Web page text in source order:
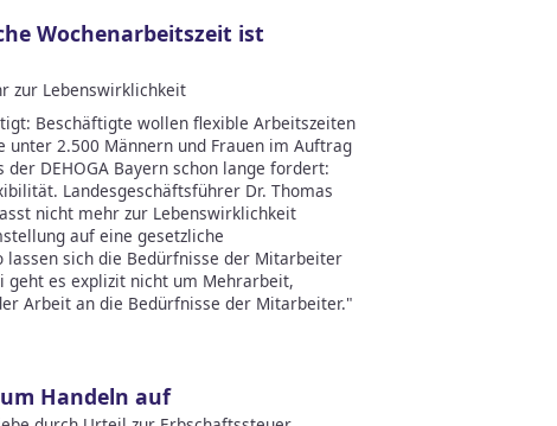
Wochenarbeitszeit ist
zur Lebenswirklichkeit
Beschäftigte wollen flexible Arbeitszeiten
unter 2.500 Männern und Frauen im Auftrag
DEHOGA Bayern schon lange fordert:
Landesgeschäftsführer Dr. Thomas
nicht mehr zur Lebenswirklichkeit
auf eine gesetzliche
sich die Bedürfnisse der Mitarbeiter
geht es explizit nicht um Mehrarbeit,
Arbeit an die Bedürfnisse der Mitarbeiter."
Handeln auf